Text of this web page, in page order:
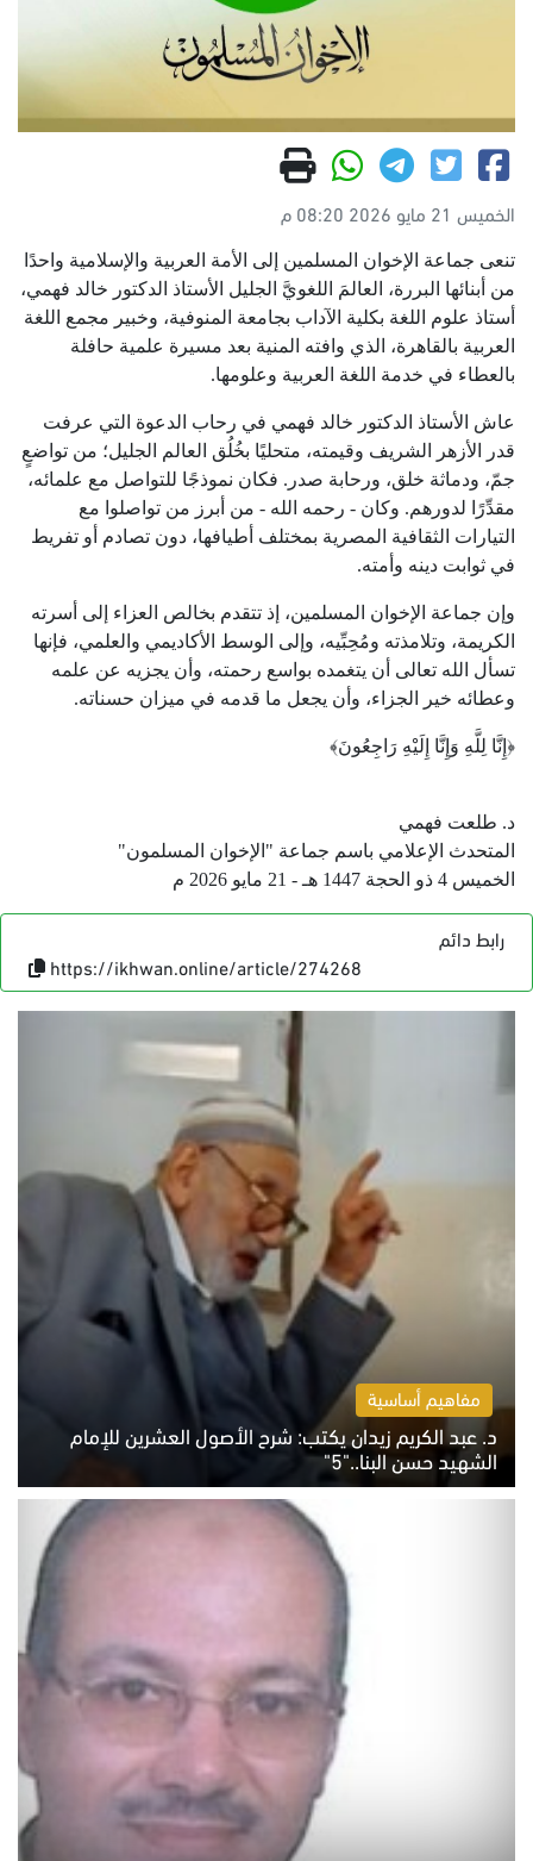
الخميس 21 مايو 2026 08:20 م
تنعى جماعة الإخوان المسلمين إلى الأمة العربية والإسلامية واحدًا
من أبنائها البررة، العالمَ اللغويَّ الجليل الأستاذ الدكتور خالد فهمي،
أستاذ علوم اللغة بكلية الآداب بجامعة المنوفية، وخبير مجمع اللغة
العربية بالقاهرة، الذي وافته المنية بعد مسيرة علمية حافلة
بالعطاء في خدمة اللغة العربية وعلومها.
عاش الأستاذ الدكتور خالد فهمي في رحاب الدعوة التي عرفت
قدر الأزهر الشريف وقيمته، متحليًا بخُلُق العالم الجليل؛ من تواضعٍ
جمّ، ودماثة خلق، ورحابة صدر. فكان نموذجًا للتواصل مع علمائه،
مقدِّرًا لدورهم. وكان - رحمه الله - من أبرز من تواصلوا مع
التيارات الثقافية المصرية بمختلف أطيافها، دون تصادم أو تفريط
في ثوابت دينه وأمته.
وإن جماعة الإخوان المسلمين، إذ تتقدم بخالص العزاء إلى أسرته
الكريمة، وتلامذته ومُحِبِّيه، وإلى الوسط الأكاديمي والعلمي، فإنها
تسأل الله تعالى أن يتغمده بواسع رحمته، وأن يجزيه عن علمه
وعطائه خير الجزاء، وأن يجعل ما قدمه في ميزان حسناته.
﴿إِنَّا لِلَّهِ وَإِنَّا إِلَيْهِ رَاجِعُونَ﴾
د. طلعت فهمي
المتحدث الإعلامي باسم جماعة "الإخوان المسلمون"
الخميس 4 ذو الحجة 1447 هـ - 21 مايو 2026 م
رابط دائم
https://ikhwan.online/article/274268
مفاهيم أساسية
د. عبد الكريم زيدان يكتب: شرح الأصول العشرين للإمام
الشهيد حسن البنا.."5"
السبت 8 أغسطس 2026 10:46 ص